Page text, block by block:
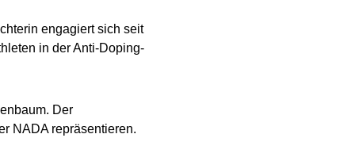
engagiert sich seit
in der Anti-Doping-
Der
NADA repräsentieren.